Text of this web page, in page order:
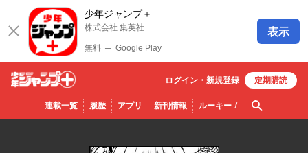
少年ジャンプ＋
株式会社 集英社
無料 ─ Google Play
表示
少年ジ
ャンプ
連載一覧 履歴 アプリ 新刊情報 ルーキー！ 検索
ログイン・ 新規登録 定期購読